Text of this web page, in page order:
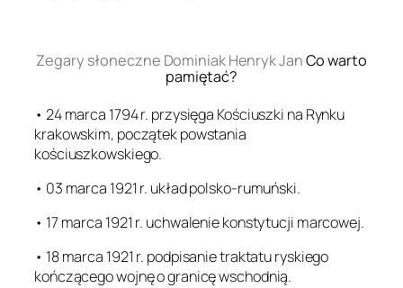
Zegary słoneczne Dominiak Henryk JanCo warto
pamiętać?
• 24 marca 1794 r. przysięga Kościuszki na Rynku
krakowskim, początek powstania
kościuszkowskiego.
• 03 marca 1921 r. układ polsko-rumuński.
• 17 marca 1921 r. uchwalenie konstytucji marcowej.
• 18 marca 1921 r. podpisanie traktatu ryskiego
kończącego wojnę o granicę wschodnią.